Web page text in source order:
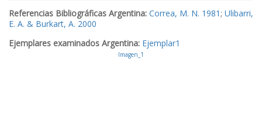
Referencias Bibliográficas Argentina: Correa, M. N. 1981; Ulibarri,
E. A. & Burkart, A. 2000
Ejemplares examinados Argentina: Ejemplar1
Imagen_1